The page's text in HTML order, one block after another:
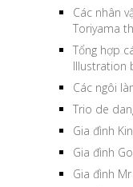
Các nhân
Toriyama
Tổng hợp
Illustration
Các ngôi
Trio de
Gia đình
Gia đình
Gia đình